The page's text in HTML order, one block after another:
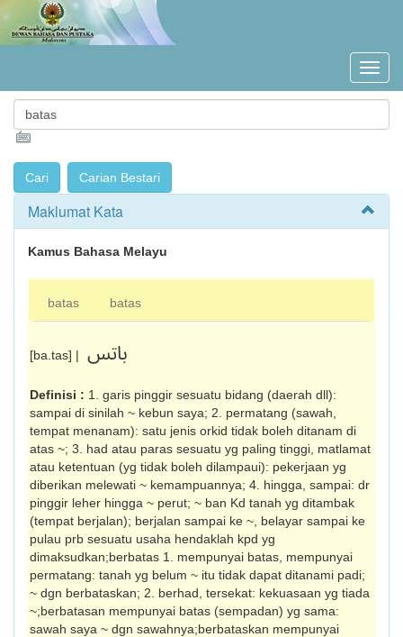
Maklumat Kata
Kamus Bahasa Melayu
batas batas
[ba.tas] | باتس
Definisi : 1. garis pinggir sesuatu bidang (daerah dll):
sampai di sinilah ~ kebun saya; 2. permatang (sawah,
tempat menanam): satu jenis orkid tidak boleh ditanam di
atas ~; 3. had atau paras sesuatu yg paling tinggi, matlamat
atau ketentuan (yg tidak boleh dilampaui): pekerjaan yg
diberikan melewati ~ kemampuannya; 4. hingga, sampai: dr
pinggir leher hingga ~ perut; ~ ban Kd tanah yg ditambak
(tempat berjalan); berjalan sampai ke ~, belayar sampai ke
pulau prb sesuatu usaha hendaklah kpd yg
dimaksudkan;berbatas 1. mempunyai batas, mempunyai
permatang: tanah yg belum ~ itu tidak dapat ditanami padi;
~ dgn berbataskan; 2. berhad, tersekat: kekuasaan yg tiada
~;berbatasan mempunyai batas (sempadan) yg sama:
sawah saya ~ dgn sawahnya;berbataskan mempunyai